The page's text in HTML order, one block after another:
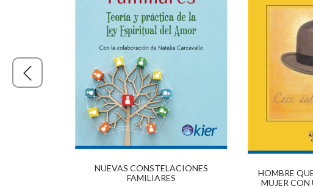
NUEVAS CONSTELACIONES
FAMILIARES
HOMBRE
MUJER CON